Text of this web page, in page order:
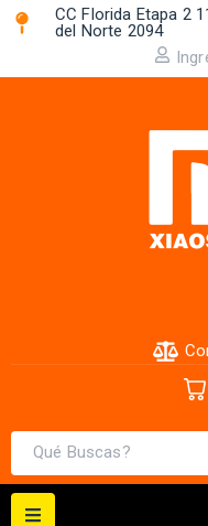
CC Florida Etapa 2
del Norte 2094 ​